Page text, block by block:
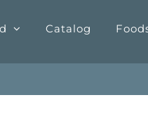
Catalog